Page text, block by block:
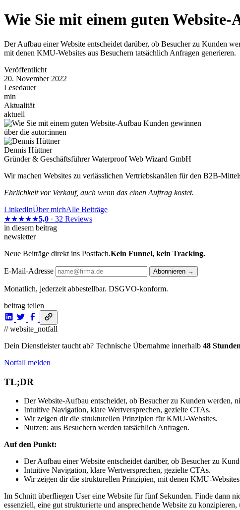
Wie Sie mit einem guten
Der Aufbau einer Website entscheidet darüber, ob Besucher zu Kunden
mit denen KMU-Websites aus Besuchern tatsächlich Anfragen generieren.
Veröffentlicht
20. November 2022
Lesedauer
min
Aktualität
aktuell
über die autor:innen
Dennis Hüttner
Gründer & Geschäftsführer Waterproof Web Wizard GmbH
Wir machen Websites zu verlässlichen Vertriebskanälen für den B2B-
Ehrlichkeit vor Verkauf, auch wenn das einen Auftrag kostet.
LinkedInÜber michAlle Beiträge
★★★★★5,0 · 32 Reviews
in diesem beitrag
newsletter
Neue Beiträge direkt ins Postfach.Kein Funnel, kein Tracking.
E-Mail-Adresse Abonnieren →
Monatlich, jederzeit abbestellbar. DSGVO-konform.
beitrag teilen
// website_notfall
Dein Dienstleister taucht ab? Technische Übernahme innerhalb 48 Stunden
Notfall melden
TL;DR
Der Website-Aufbau entscheidet, ob Besucher zu Kunden werden,
Intuitive Navigation, klare Wertversprechen, gezielte CTAs.
Wir zeigen dir die strukturellen Prinzipien für KMU-Websites.
Nutzen: aus Besuchern werden tatsächlich Anfragen.
Auf den Punkt:
Der Aufbau einer Website entscheidet darüber, ob Besucher zu
Intuitive Navigation, klare Wertversprechen, gezielte CTAs.
Wir zeigen dir die strukturellen Prinzipien, mit denen KMU-
Im Schnitt überfliegen User eine Website für fünf Sekunden. Finde dann
essenziell, eine gut strukturierte und ansprechende Website zu